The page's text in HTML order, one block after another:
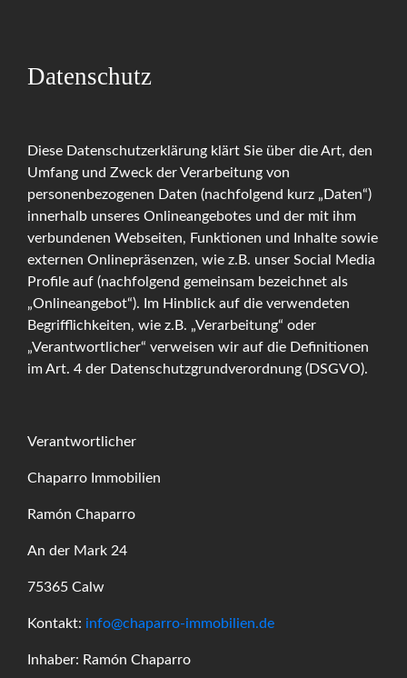
Datenschutz
Diese Datenschutzerklärung klärt Sie über die Art, den
Umfang und Zweck der Verarbeitung von
personenbezogenen Daten (nachfolgend kurz „Daten“)
innerhalb unseres Onlineangebotes und der mit ihm
verbundenen Webseiten, Funktionen und Inhalte sowie
externen Onlinepräsenzen, wie z.B. unser Social Media
Profile auf (nachfolgend gemeinsam bezeichnet als
„Onlineangebot“). Im Hinblick auf die verwendeten
Begrifflichkeiten, wie z.B. „Verarbeitung“ oder
„Verantwortlicher“ verweisen wir auf die Definitionen
im Art. 4 der Datenschutzgrundverordnung (DSGVO).
Verantwortlicher
Chaparro Immobilien
Ramón Chaparro
An der Mark 24
75365 Calw
Kontakt: info@chaparro-immobilien.de
Inhaber: Ramón Chaparro